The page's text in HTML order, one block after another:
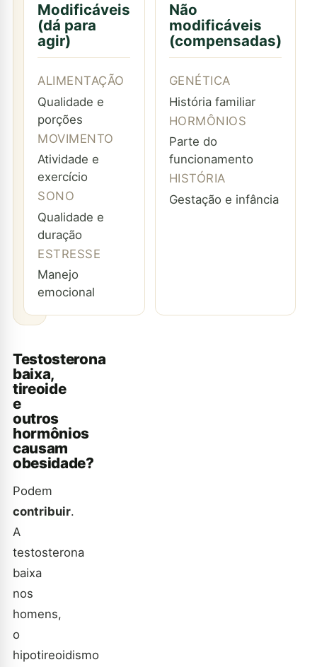
Modificáveis
(dá para
agir)
ALIMENTAÇÃO
Qualidade e
porções
MOVIMENTO
Atividade e
exercício
SONO
Qualidade e
duração
ESTRESSE
Manejo
emocional
Não
modificáveis
(compensadas)
GENÉTICA
História familiar
HORMÔNIOS
Parte do
funcionamento
HISTÓRIA
Gestação e infância
Testosterona
baixa,
tireoide
e
outros
hormônios
causam
obesidade?
Podem
contribuir.
A
testosterona
baixa
nos
homens,
o
hipotireoidismo